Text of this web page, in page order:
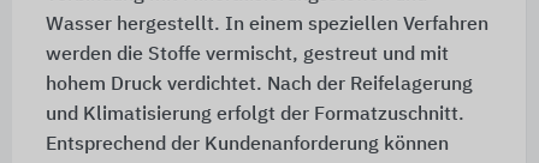
Wasser hergestellt. In einem speziellen Verfahren
werden die Stoffe vermischt, gestreut und mit
hohem Druck verdichtet. Nach der Reifelagerung
und Klimatisierung erfolgt der Formatzuschnitt.
Entsprechend der Kundenanforderung können